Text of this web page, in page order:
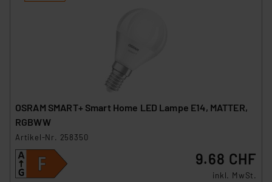
OSRAM SMART+ Smart Home LED Lampe E14, MATTER,
RGBWW
Artikel-Nr. 258350
9.68 CHF
inkl. MwSt.